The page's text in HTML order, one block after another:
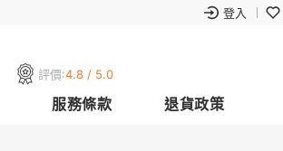
登入
評價:4.8 / 5.0
服務條款 退貨政策